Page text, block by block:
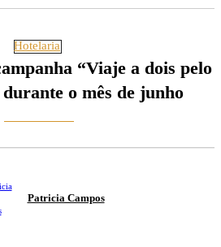
Hotelaria
“Viaje a dois pelo
o mês de junho
Patricia Campos